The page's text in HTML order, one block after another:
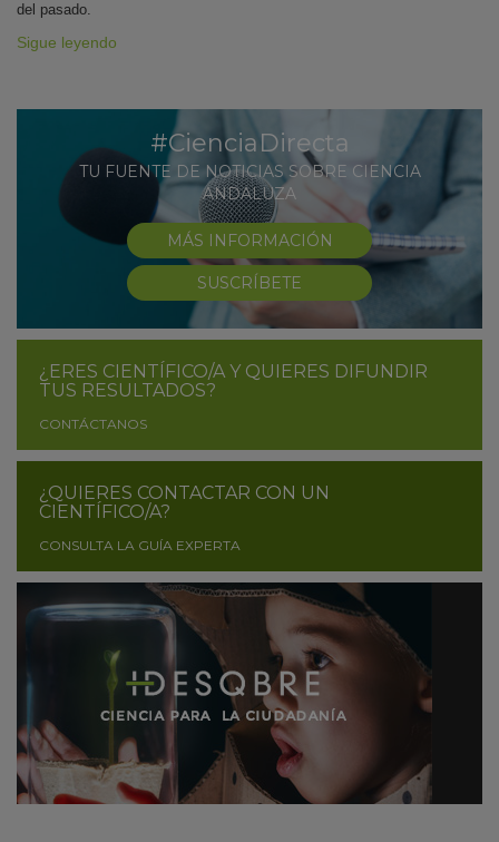
del pasado.
Sigue leyendo
#CienciaDirecta
TU FUENTE DE NOTICIAS SOBRE CIENCIA
ANDALUZA
MÁS INFORMACIÓN
SUSCRÍBETE
¿ERES CIENTÍFICO/A Y QUIERES DIFUNDIR
TUS RESULTADOS?
CONTÁCTANOS
¿QUIERES CONTACTAR CON UN
CIENTÍFICO/A?
CONSULTA LA GUÍA EXPERTA